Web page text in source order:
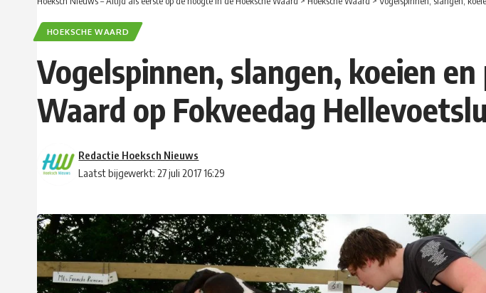
HOEKSCHE WAARD
Vogelspinnen, slangen, koeien
Waard op Fokveedag
Laatst bijgewerkt: 27 juli 2017 16:29
Redactie Hoeksch Nieuws